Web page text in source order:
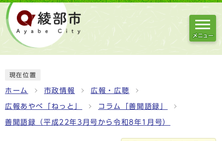
メニュー
現在位置
ホーム 市政情報 広報・広聴
広報あやべ「ねっと」 コラム「善聞語録」
善聞語録（平成22年3月号から令和8年1月号）